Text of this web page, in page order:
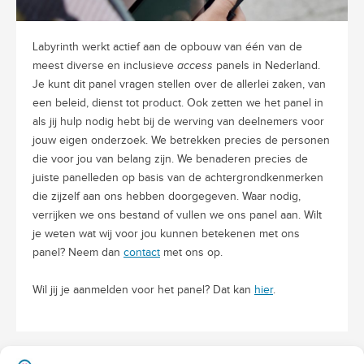
Labyrinth werkt actief aan de opbouw van één van de
meest diverse en inclusieve access panels in Nederland.
Je kunt dit panel vragen stellen over de allerlei zaken, van
een beleid, dienst tot product. Ook zetten we het panel in
als jij hulp nodig hebt bij de werving van deelnemers voor
jouw eigen onderzoek. We betrekken precies de personen
die voor jou van belang zijn. We benaderen precies de
juiste panelleden op basis van de achtergrondkenmerken
die zijzelf aan ons hebben doorgegeven. Waar nodig,
verrijken we ons bestand of vullen we ons panel aan. Wilt
je weten wat wij voor jou kunnen betekenen met ons
panel? Neem dan contact met ons op.
Wil jij je aanmelden voor het panel? Dat kan hier.